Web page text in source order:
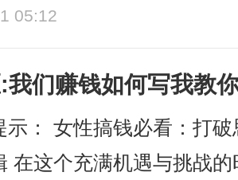
05:12
我们赚钱如何写我教
示： 女性搞钱必看：打
在这个充满机遇与挑战